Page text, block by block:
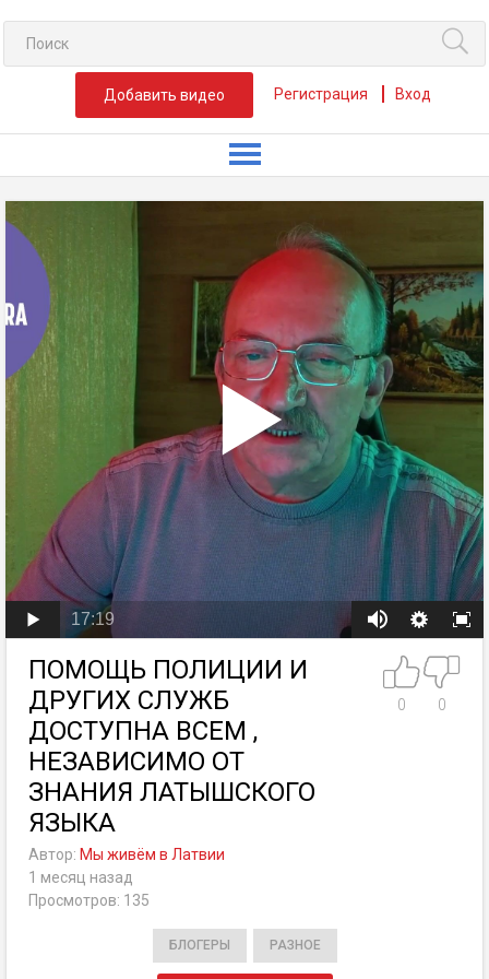
Добавить видео Регистрация Вход
17:19
ПОМОЩЬ ПОЛИЦИИ И
ДРУГИХ СЛУЖБ
ДОСТУПНА ВСЕМ ,
НЕЗАВИСИМО ОТ
ЗНАНИЯ ЛАТЫШСКОГО
ЯЗЫКА
0 0
Автор: Мы живём в Латвии
1 месяц назад
Просмотров: 135
БЛОГЕРЫ РАЗНОЕ